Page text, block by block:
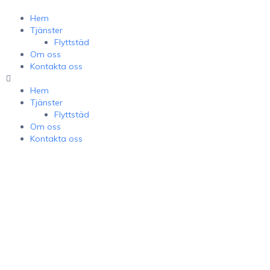
Hem
Tjänster
Flyttstäd
Om oss
Kontakta oss
Hem
Tjänster
Flyttstäd
Om oss
Kontakta oss